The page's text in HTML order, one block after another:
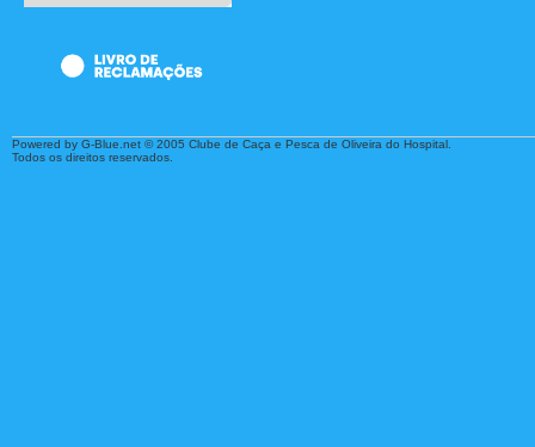
Powered by G-Blue.net © 2005 Clube de Caça e Pesca de Oliveira do Hospital.
Todos os direitos reservados.